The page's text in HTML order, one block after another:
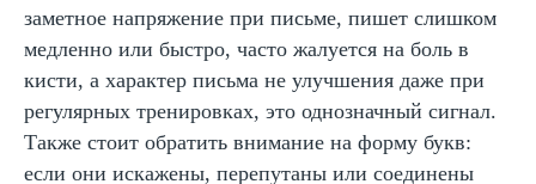
заметное напряжение при письме, пишет слишком
медленно или быстро, часто жалуется на боль в
кисти, а характер письма не улучшения даже при
регулярных тренировках, это однозначный сигнал.
Также стоит обратить внимание на форму букв:
если они искажены, перепутаны или соединены